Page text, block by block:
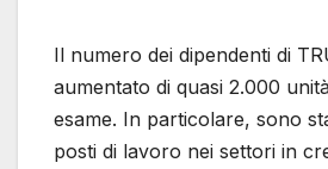
Il numero dei dipendenti di
aumentato di quasi 2.000
esame. In particolare, sono
posti di lavoro nei settori in